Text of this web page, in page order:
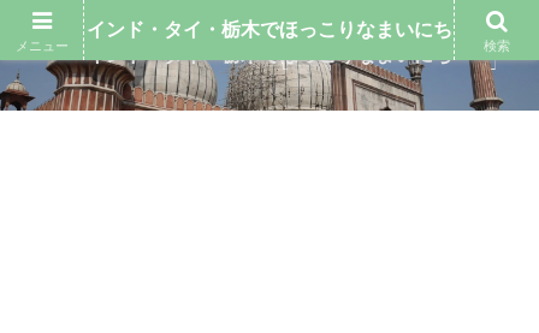
メニュー
インド・タイ・栃木でほっこりなまいにち
検索